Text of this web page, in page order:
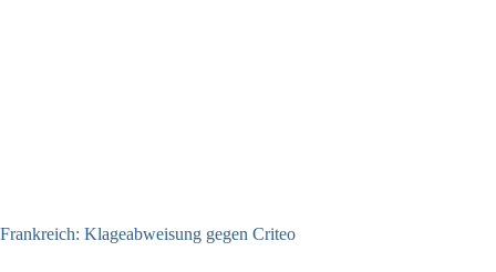
Frankreich: Klageabweisung gegen Criteo